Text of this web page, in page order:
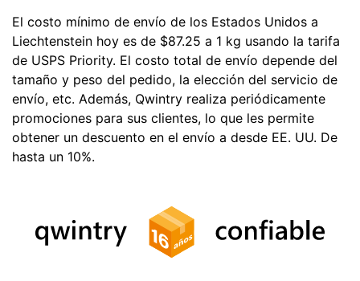
El costo mínimo de envío de los Estados Unidos a
Liechtenstein hoy es de $87.25 a 1 kg usando la tarifa
de USPS Priority. El costo total de envío depende del
tamaño y peso del pedido, la elección del servicio de
envío, etc. Además, Qwintry realiza periódicamente
promociones para sus clientes, lo que les permite
obtener un descuento en el envío a desde EE. UU. De
hasta un 10%.